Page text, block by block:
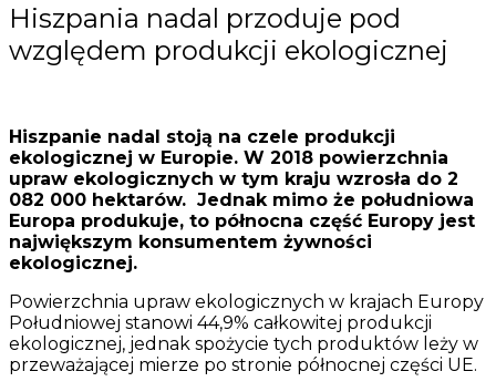
Hiszpania nadal przoduje pod
względem produkcji ekologicznej
Hiszpanie nadal stoją na czele produkcji
ekologicznej w Europie. W 2018 powierzchnia
upraw ekologicznych w tym kraju wzrosła do 2
082 000 hektarów. Jednak mimo że południowa
Europa produkuje, to północna część Europy jest
największym konsumentem żywności
ekologicznej.
Powierzchnia upraw ekologicznych w krajach Europy
Południowej stanowi 44,9% całkowitej produkcji
ekologicznej, jednak spożycie tych produktów leży w
przeważającej mierze po stronie północnej części UE.